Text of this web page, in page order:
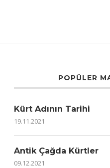
POPÜLER
Kürt Adının Tarihi
19.11.2021
Antik Çağda Kürtler
09.12.2021